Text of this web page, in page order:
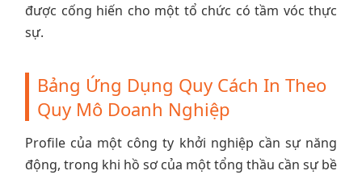
được cống hiến cho một tổ chức có tầm vóc thực
sự.
Bảng Ứng Dụng Quy Cách In Theo
Quy Mô Doanh Nghiệp
Profile của một công ty khởi nghiệp cần sự năng
động, trong khi hồ sơ của một tổng thầu cần sự bề